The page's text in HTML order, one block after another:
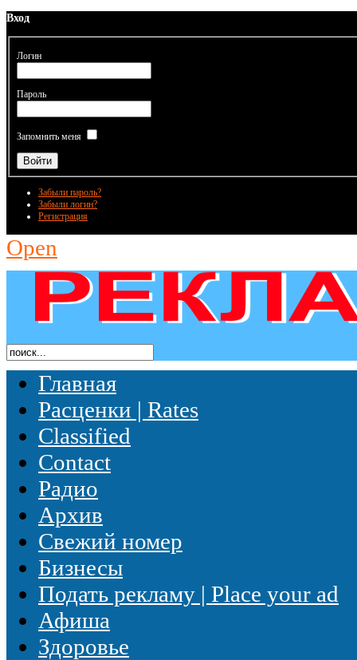
Вход
Логин
Пароль
Запомнить меня
Забыли пароль?
Забыли логин?
Регистрация
Open
Главная
Расценки | Rates
Classified
Contact
Радио
Архив
Свежий номер
Бизнесы
Подать рекламу | Place your ad
Афиша
Здоровье